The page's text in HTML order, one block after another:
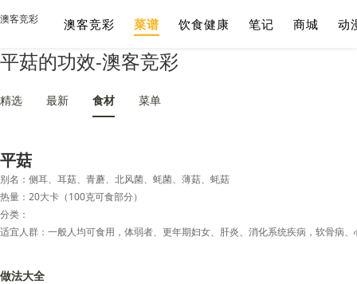
平菇的功效-澳客竞彩
澳客竞彩 澳客竞彩 菜谱 饮食健康 笔记 商城 动
精选 最新 食材 菜单
平菇
别名：侧耳、耳菇、青蘑、北风菌、蚝菌、薄菇、蚝菇
热量：20大卡（100克可食部分）
分类：
做法大全